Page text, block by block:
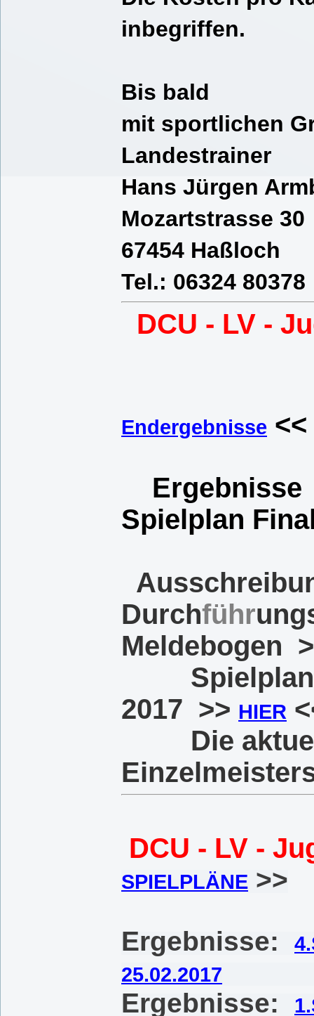
inbegriffen.
Bis bald
mit sportlichen
Landestrainer
Hans Jürgen
Mozartstrasse 30
67454 Haßloch
Tel.: 06324 80378
DCU - LV -
Endergebnisse <<
Ergebnisse
Spielplan
Durchführ
Meldebogen
Spielplan
2017 >> HIER
Die
DCU - LV -
SPIELPLÄNE >>
Ergebnisse:
25.02.2017
Ergebnisse: